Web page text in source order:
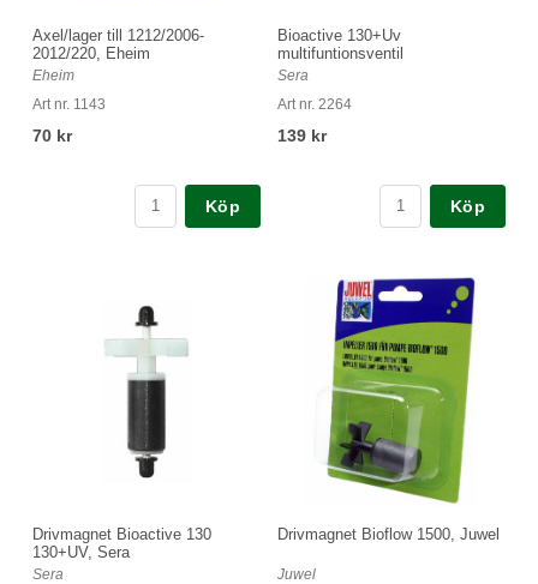
Axel/lager till 1212/2006-
2012/220, Eheim
Eheim
Art nr. 1143
70 kr
Köp
Bioactive 130+Uv
multifuntionsventil
Sera
Art nr. 2264
139 kr
Köp
Drivmagnet Bioactive 130
130+UV, Sera
Sera
Drivmagnet Bioflow 1500, Juwel
Juwel